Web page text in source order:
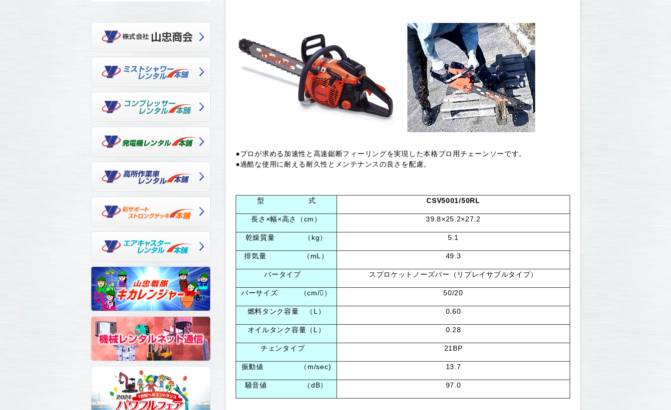
●プロが求める加速性と高速鋸断フィーリングを実現した本格プロ用チェーンソーです。
●過酷な使用に耐える耐久性とメンテナンスの良さを配慮。
型 式 CSV5001/50RL
長さ×幅×高さ（cm） 39.8×25.2×27.2
乾燥質量 （kg） 5.1
排気量 （mL） 49.3
バータイプ スプロケットノーズバー（リプレイサブルタイプ）
バーサイズ （cm/） 50/20
燃料タンク容量 （L） 0.60
オイルタンク容量（L） 0.28
チェンタイプ 21BP
振動値 （m/sec) 13.7
騒音値 （dB） 97.0